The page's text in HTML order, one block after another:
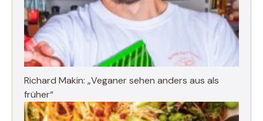
Richard Makin: „Veganer sehen anders aus als
früher“